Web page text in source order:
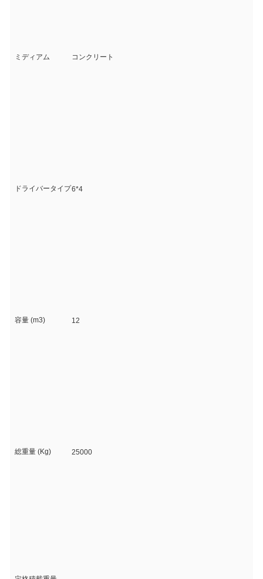
ミディアム コンクリート
ドライバータイプ6*4
容量 (m3) 12
総重量 (Kg) 25000